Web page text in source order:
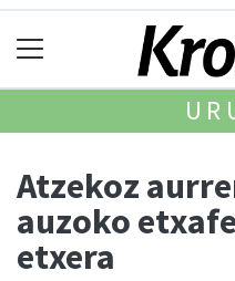
Atzekoz
auzoko
etxera